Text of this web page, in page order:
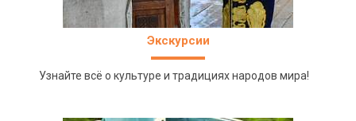
Экскурсии
Узнайте всё о культуре и традициях народов мира!